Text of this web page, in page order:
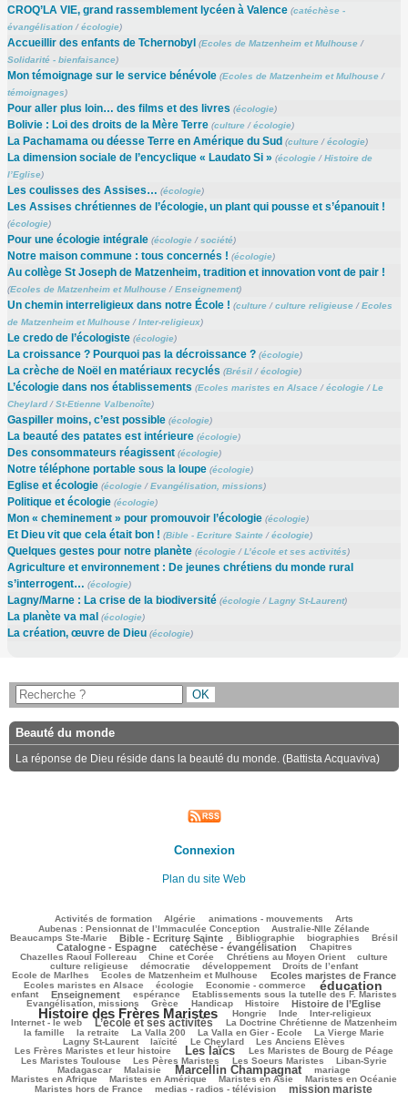
CROQ’LA VIE, grand rassemblement lycéen à Valence (catéchèse -
évangélisation/écologie)
Accueillir des enfants de Tchernobyl (Ecoles de Matzenheim et Mulhouse/
Solidarité - bienfaisance)
Mon témoignage sur le service bénévole (Ecoles de Matzenheim et Mulhouse/
témoignages)
Pour aller plus loin… des films et des livres (écologie)
Bolivie : Loi des droits de la Mère Terre (culture/écologie)
La Pachamama ou déesse Terre en Amérique du Sud (culture/écologie)
La dimension sociale de l’encyclique « Laudato Si » (écologie/Histoire de
l’Eglise)
Les coulisses des Assises… (écologie)
Les Assises chrétiennes de l’écologie, un plant qui pousse et s’épanouit !
(écologie)
Pour une écologie intégrale (écologie/société)
Notre maison commune : tous concernés ! (écologie)
Au collège St Joseph de Matzenheim, tradition et innovation vont de pair !
(Ecoles de Matzenheim et Mulhouse/Enseignement)
Un chemin interreligieux dans notre École ! (culture/culture religieuse/Ecoles
de Matzenheim et Mulhouse/Inter-religieux)
Le credo de l’écologiste (écologie)
La croissance ? Pourquoi pas la décroissance ? (écologie)
La crèche de Noël en matériaux recyclés (Brésil/écologie)
L’écologie dans nos établissements (Ecoles maristes en Alsace/écologie/Le
Cheylard/St-Etienne Valbenoîte)
Gaspiller moins, c’est possible (écologie)
La beauté des patates est intérieure (écologie)
Des consommateurs réagissent (écologie)
Notre téléphone portable sous la loupe (écologie)
Eglise et écologie (écologie/Evangélisation, missions)
Politique et écologie (écologie)
Mon « cheminement » pour promouvoir l’écologie (écologie)
Et Dieu vit que cela était bon ! (Bible - Ecriture Sainte/écologie)
Quelques gestes pour notre planète (écologie/L’école et ses activités)
Agriculture et environnement : De jeunes chrétiens du monde rural
s’interrogent… (écologie)
Lagny/Marne : La crise de la biodiversité (écologie/Lagny St-Laurent)
La planète va mal (écologie)
La création, œuvre de Dieu (écologie)
Beauté du monde
La réponse de Dieu réside dans la beauté du monde. (Battista Acquaviva)
Connexion
Plan du site Web
Activités de formation Algérie animations - mouvements Arts
Aubenas : Pensionnat de l’Immaculée Conception
46/3249 Australie-Nlle Zélande
78/3249
Beaucamps Ste-Marie
849/3249 Bible - Ecriture Sainte
101/3249 Bibliographie
565/3249 biographies
122/3249 Brésil
856/3249
Catalogne - Espagne catéchèse - évangélisation Chapitres
Chazelles Raoul Follereau
160/3249 Chine et Corée
256/3249 Chrétiens au Moyen Orient
498/3249 culture
43/3249
culture religieuse
démocratie développement Droits de l’enfant
Ecole de Marlhes
136/3249 Ecoles de Matzenheim et Mulhouse
966/3249 Ecoles maristes de France
252/3249
Ecoles maristes en Alsace
613/3249 écologie
213/3249 Economie - commerce
1806/3249 éducation
164/3249
enfant
880/3249 Enseignement
303/3249 espérance
45/3249 Etablissements sous la tutelle des F. Maristes
300/3249
Evangélisation, missions
630/3249 Grèce
128/3249 Handicap
314/3249 Histoire
822/3249 Histoire de l’Eglise
2201/3249
Histoire des Frères Maristes
168/3249 Hongrie Inde
212/3249 Inter-religieux
180/3249
Internet - le web
1133/3249 L’école et ses activités
54/3249 La Doctrine Chrétienne de Matzenheim
395/3249
la famille
112/3249 la retraite
69/3249 La Valla 200
69/3249 La Valla en Gier - Ecole
642/3249 La Vierge Marie
444/3249
Lagny St-Laurent
laïcité Le Cheylard Les Anciens Elèves
Les Frères Maristes et leur histoire
1564/3249 Les laïcs
527/3249 Les Maristes de Bourg de Péage
229/3249
Les Maristes Toulouse
499/3249 Les Pères Maristes
421/3249 Les Soeurs Maristes
123/3249 Liban-Syrie
193/3249
Madagascar
Malaisie Marcellin Champagnat mariage
Maristes en Afrique
385/3249 Maristes en Amérique
410/3249 Maristes en Asie
104/3249 Maristes en Océanie
437/3249
Maristes hors de France
345/3249 medias - radios - télévision
1363/3249 mission mariste
108/3249